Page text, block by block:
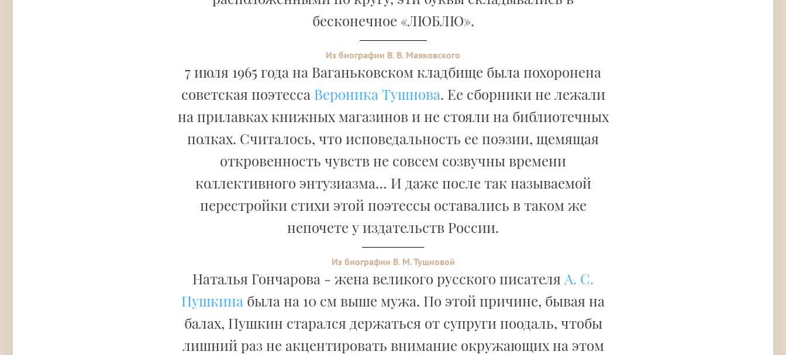
бесконечное «ЛЮБЛЮ».
Из биографии В. В. Маяковского
7 июля 1965 года на Ваганьковском кладбище была похоронена
советская поэтесса Вероника Тушнова. Ее сборники не лежали
на прилавках книжных магазинов и не стояли на библиотечных
полках. Считалось, что исповедальность ее поэзии, щемящая
откровенность чувств не совсем созвучны времени
коллективного энтузиазма… И даже после так называемой
перестройки стихи этой поэтессы оставались в таком же
непочете у издательств России.
Из биографии В. М. Тушновой
Наталья Гончарова - жена великого русского писателя А. С.
Пушкина была на 10 см выше мужа. По этой причине, бывая на
балах, Пушкин старался держаться от супруги поодаль, чтобы
лишний раз не акцентировать внимание окружающих на этом